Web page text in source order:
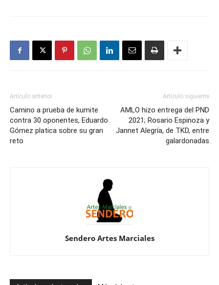
Artículo anterior
Camino a prueba de kumite
contra 30 oponentes, Eduardo
Gómez platica sobre su gran
reto
Artículo siguiente
AMLO hizo entrega del PND
2021; Rosario Espinoza y
Jannet Alegría, de TKD, entre
galardonadas
Sendero Artes Marciales